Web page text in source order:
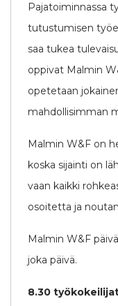
Pajatoiminnassa
tutustumisen
saa tukea
oppivat Malmin
opetetaan
mahdollisimman
Malmin W&F on
koska sijainti on
vaan kaikki
osoitetta ja
Malmin W&F
joka päivä.
8.30